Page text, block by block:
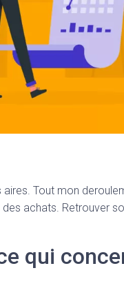
Tout mon
achats. Retrouver
qui